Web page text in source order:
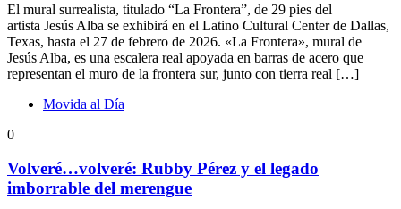
El mural surrealista, titulado “La Frontera”, de 29 pies del
artista Jesús Alba se exhibirá en el Latino Cultural Center de Dallas,
Texas, hasta el 27 de febrero de 2026. «La Frontera», mural de
Jesús Alba, es una escalera real apoyada en barras de acero que
representan el muro de la frontera sur, junto con tierra real […]
Movida al Día
0
Volveré…volveré: Rubby Pérez y el legado
imborrable del merengue